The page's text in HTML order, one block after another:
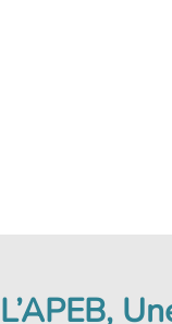
L’APEB,